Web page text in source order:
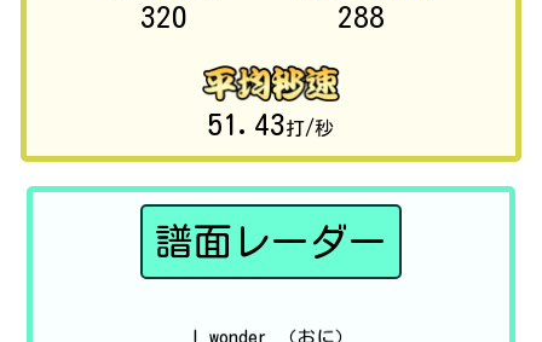
320 288
51.43打/秒
譜面レーダー